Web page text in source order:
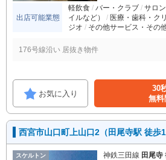
出店可能業態
軽飲食 バー・クラブ
サロ
イルなど）
医療・歯科・ク
ジオ
その他サービス・その
176号線沿い 居抜き物件
お気に入り
30
無料
西宮市山口町上山口2（田尾寺駅 徒歩
スケルトン 神鉄三田線 田尾寺